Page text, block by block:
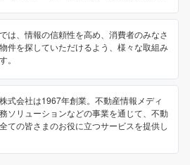
は、情報の信頼性を高め、消費者のみなさ
件を探していただけるよう、様々な取組み
。
式会社は1967年創業。不動産情報メディ
ソリューションなどの事業を通じて、不動
ての皆さまのお役に立つサービスを提供し